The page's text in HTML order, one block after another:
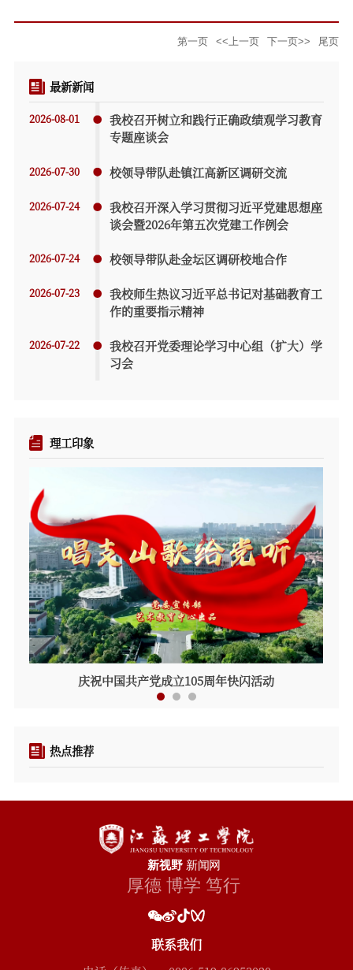
第一页 <<上一页 下一页>> 尾页
最新新闻
2026-08-01
我校召开树立和践行正确政绩观学习教育
专题座谈会
2026-07-30 校领导带队赴镇江高新区调研交流
2026-07-24
我校召开深入学习贯彻习近平党建思想座
谈会暨2026年第五次党建工作例会
2026-07-24 校领导带队赴金坛区调研校地合作
2026-07-23
我校师生热议习近平总书记对基础教育工
作的重要指示精神
2026-07-22
我校召开党委理论学习中心组（扩大）学
习会
理工印象
庆祝中国共产党成立105周年快闪活动
热点推荐
联系我们